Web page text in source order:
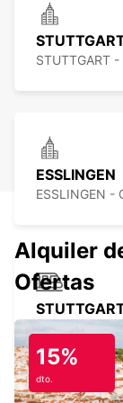
STUTTGART -
ESSLINGEN
ESSLINGEN -
STUTTGART -
Alquiler
Ofertas
15%
dto.